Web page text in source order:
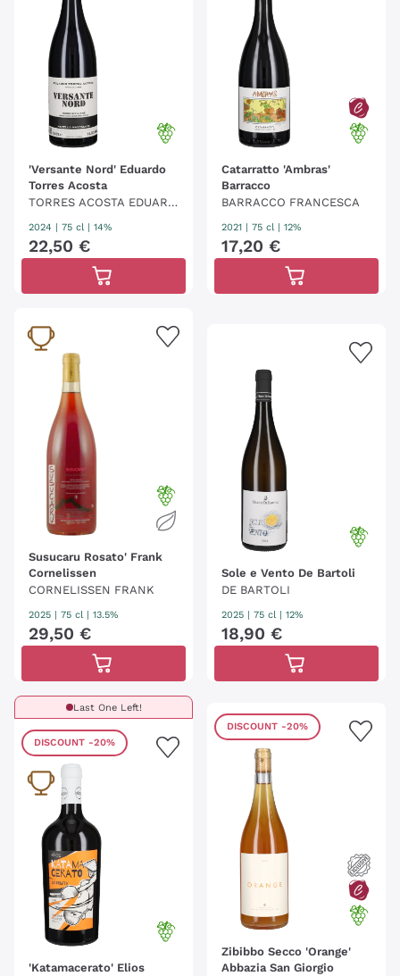
vulcani e di gente, dei testimoni di un'antica
sapienza che collega il passato a oggi, attraverso la
storia e alla vigna.
'Versante Nord' Eduardo
Torres Acosta
TORRES ACOSTA EDUARD
O
2024 75 cl | 14%
22,50 €
Catarratto 'Ambras'
Barracco
BARRACCO FRANCESCA
2021 75 cl | 12%
17,20 €
Susucaru Rosato' Frank
Cornelissen
CORNELISSEN FRANK
2025 75 cl | 13.5%
29,50 €
Sole e Vento De Bartoli
DE BARTOLI
2025 75 cl | 12%
18,90 €
Last One Left!
DISCOUNT -20%
'Katamacerato' Elios
DISCOUNT -20%
Zibibbo Secco 'Orange'
Abbazia San Giorgio